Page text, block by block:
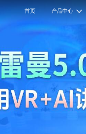
首页 产品中心